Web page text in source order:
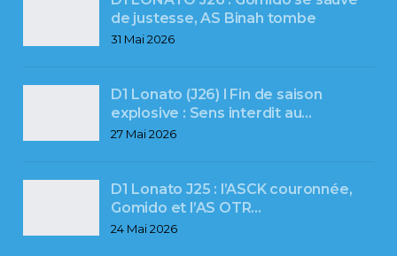
de justesse, AS Binah tombe
31 Mai 2026
D1 Lonato (J26) l Fin de saison
explosive : Sens interdit au…
27 Mai 2026
D1 Lonato J25 : l’ASCK couronnée,
Gomido et l’AS OTR…
24 Mai 2026